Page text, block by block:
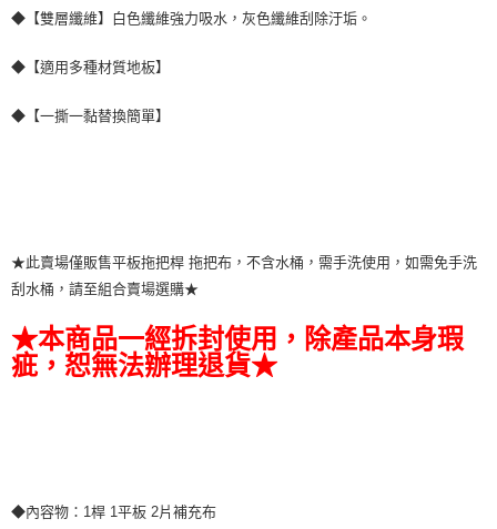
◆【雙層纖維】白色纖維強力吸水，灰色纖維刮除汙垢。
◆【適用多種材質地板】
◆【一撕一黏替換簡單】
★此賣場僅販售平板拖把桿 拖把布，不含水桶，需手洗使用，如需免手洗
刮水桶，請至組合賣場選購★
★本商品一經拆封使用，除產品本身瑕
疵，恕無法辦理退貨★
◆內容物：1桿 1平板 2片補充布